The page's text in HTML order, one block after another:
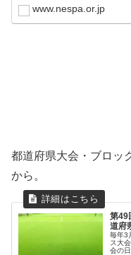
www.nespa.or.jp
都道府県大会・ブロッ
から。
第49
道府
毎年3
ス大
会の